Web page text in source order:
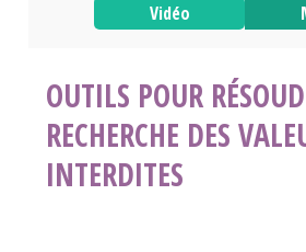
Vidéo
OUTILS POUR
RECHERCHE DES
INTERDITES